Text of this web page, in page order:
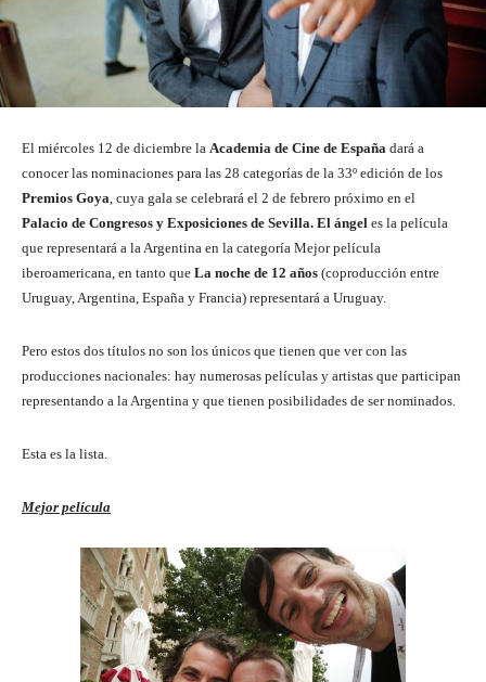
El miércoles 12 de diciembre la Academia de Cine de España dará a
conocer las nominaciones para las 28 categorías de la 33º edición de los
Premios Goya, cuya gala se celebrará el 2 de febrero próximo en el
Palacio de Congresos y Exposiciones de Sevilla. El ángel es la película
que representará a la Argentina en la categoría Mejor película
iberoamericana, en tanto que La noche de 12 años (coproducción entre
Uruguay, Argentina, España y Francia) representará a Uruguay.
Pero estos dos títulos no son los únicos que tienen que ver con las
producciones nacionales: hay numerosas películas y artistas que participan
representando a la Argentina y que tienen posibilidades de ser nominados.
Esta es la lista.
Mejor película